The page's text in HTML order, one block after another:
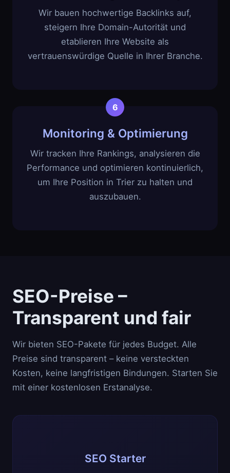
Wir bauen hochwertige Backlinks auf,
steigern Ihre Domain-Autorität und
etablieren Ihre Website als
vertrauenswürdige Quelle in Ihrer Branche.
Monitoring & Optimierung
Wir tracken Ihre Rankings, analysieren die
Performance und optimieren kontinuierlich,
um Ihre Position in Trier zu halten und
auszubauen.
SEO-Preise –
Transparent und fair
Wir bieten SEO-Pakete für jedes Budget. Alle
Preise sind transparent – keine versteckten
Kosten, keine langfristigen Bindungen. Starten Sie
mit einer kostenlosen Erstanalyse.
SEO Starter